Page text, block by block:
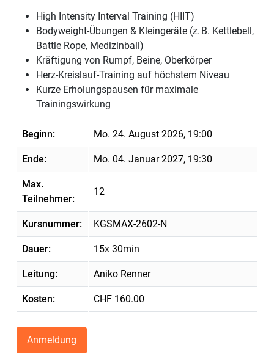
High Intensity Interval Training (HIIT)
Bodyweight-Übungen & Kleingeräte (z. B. Kettlebell,
Battle Rope, Medizinball)
Kräftigung von Rumpf, Beine, Oberkörper
Herz-Kreislauf-Training auf höchstem Niveau
Kurze Erholungspausen für maximale
Trainingswirkung
Beginn: Mo. 24. August 2026, 19:00
Ende: Mo. 04. Januar 2027, 19:30
Max.
Teilnehmer:
12
Kursnummer: KGSMAX-2602-N
Dauer: 15x 30min
Leitung: Aniko Renner
Kosten: CHF 160.00
Anmeldung